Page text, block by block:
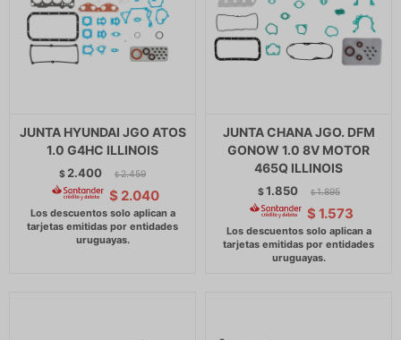
JUNTA HYUNDAI JGO ATOS
1.0 G4HC ILLINOIS
$ 2.400 $ 2.459
$ 2.040
JUNTA CHANA JGO. DFM
GONOW 1.0 8V MOTOR
465Q ILLINOIS
$1.850 $ 1.895
$ 1.573